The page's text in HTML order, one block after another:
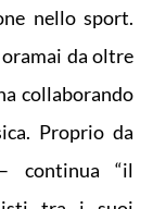
nello sport.
da oltre
collaborando
Proprio da
continua “il